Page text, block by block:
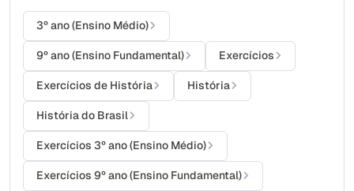
3º ano (Ensino Médio)
9º ano (Ensino Fundamental) Exercícios
Exercícios de História História
História do Brasil
Exercícios 3º ano (Ensino Médio)
Exercícios 9º ano (Ensino Fundamental)